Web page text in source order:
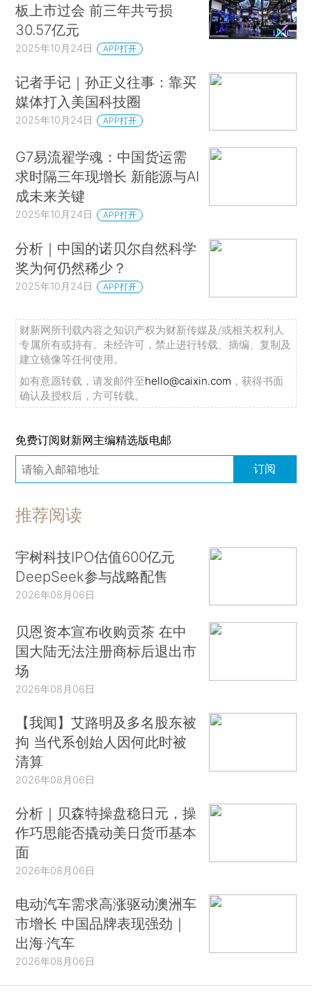
板上市过会 前三年共亏损
30.57亿元
2025年10月24日 APP打开
记者手记｜孙正义往事：靠买
媒体打入美国科技圈
2025年10月24日 APP打开
G7易流翟学魂：中国货运需
求时隔三年现增长 新能源与AI
成未来关键
2025年10月24日 APP打开
分析｜中国的诺贝尔自然科学
奖为何仍然稀少？
2025年10月24日 APP打开
财新网所刊载内容之知识产权为财新传媒及/或相关权利人
专属所有或持有。未经许可，禁止进行转载、摘编、复制及
建立镜像等任何使用。
如有意愿转载，请发邮件至hello@caixin.com ，获得书面
确认及授权后，方可转载。
免费订阅财新网主编精选版电邮
订阅
推荐阅读
宇树科技IPO估值600亿元
DeepSeek参与战略配售
2026年08月06日
贝恩资本宣布收购贡茶 在中
国大陆无法注册商标后退出市
场
2026年08月06日
【我闻】艾路明及多名股东被
拘 当代系创始人因何此时被
清算
2026年08月06日
分析｜贝森特操盘稳日元，操
作巧思能否撬动美日货币基本
面
2026年08月06日
电动汽车需求高涨驱动澳洲车
市增长 中国品牌表现强劲｜
出海·汽车
2026年08月06日